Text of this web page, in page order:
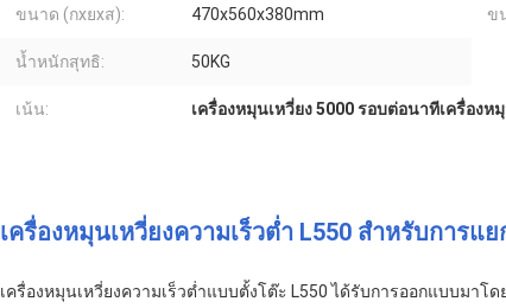
ขนาด (กxยxส): 470x560x380mm ข
น้ำหนักสุทธิ: 50KG
เน้น: เครื่องหมุนเหวี่ยง 5000 รอบต่อนาทีเครื่องห
เครื่องหมุนเหวี่ยงความเร็วต่ำ L550 สำหรับการแ
เครื่องหมุนเหวี่ยงความเร็วต่ำแบบตั้งโต๊ะ L550 ได้รับการออกแบบมา